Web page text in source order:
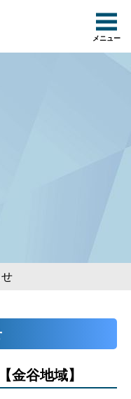
メニュー
金谷地域】